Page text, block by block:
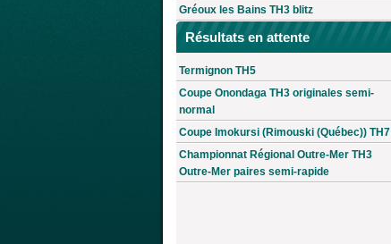
Gréoux les Bains TH3 blitz
Résultats en attente
Termignon TH5
Coupe Onondaga TH3 originales semi-
normal
Coupe Imokursi (Rimouski (Québec)) TH7
Championnat Régional Outre-Mer TH3
Outre-Mer paires semi-rapide